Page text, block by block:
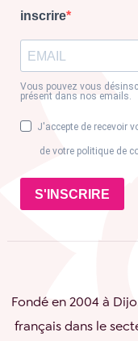
inscrire
Vous pouvez vous
présent dans nos emails.
J'accepte de recevoir
de votre politique de
S'INSCRIRE
Fondé en 2004 à
français dans le